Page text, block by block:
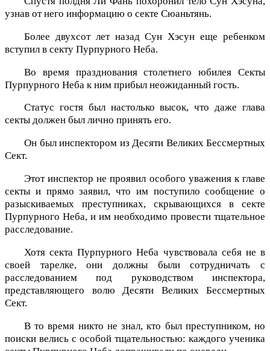
узнав от него информацию о секте Сюаньтянь.
Более двухсот лет назад Сун Хэсун еще ребенком
вступил в секту Пурпурного Неба.
Во время празднования столетнего юбилея Секты
Пурпурного Неба к ним прибыл неожиданный гость.
Статус гостя был настолько высок, что даже глава
секты должен был лично принять его.
Он был инспектором из Десяти Великих Бессмертных
Сект.
Этот инспектор не проявил особого уважения к главе
секты и прямо заявил, что им поступило сообщение о
разыскиваемых преступниках, скрывающихся в секте
Пурпурного Неба, и им необходимо провести тщательное
расследование.
Хотя секта Пурпурного Неба чувствовала себя не в
своей тарелке, они должны были сотрудничать с
расследованием под руководством инспектора,
представляющего волю Десяти Великих Бессмертных
Сект.
В то время никто не знал, кто был преступником, но
поиски велись с особой тщательностью: каждого ученика